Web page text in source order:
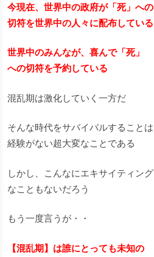
今現在、世界中の政府が「死」への
切符を世界中の人々に配布している
世界中のみんなが、喜んで「死」
への切符を予約している
混乱期は激化していく一方だ
そんな時代をサバイバルすることは
経験がない超大変なことである
しかし、こんなにエキサイティング
なこともないだろう
もう一度言うが・・
【混乱期】は誰にとっても未知の